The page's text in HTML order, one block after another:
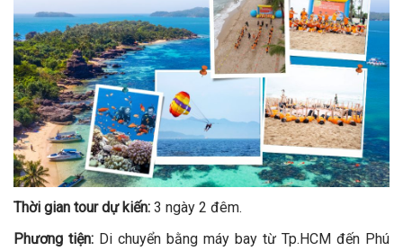
Thời gian tour dự kiến: 3 ngày 2 đêm.
Phương tiện: Di chuyển bằng máy bay từ Tp.HCM đến Phú